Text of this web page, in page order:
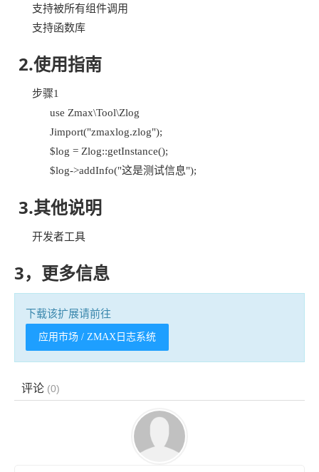
支持被所有组件调用
支持函数库
2.使用指南
步骤1
use Zmax\Tool\Zlog
Jimport("zmaxlog.zlog");
$log = Zlog::getInstance();
$log->addInfo("这是测试信息");
3.其他说明
开发者工具
3，更多信息
下载该扩展请前往
应用市场 / ZMAX日志系统
评论 (0)